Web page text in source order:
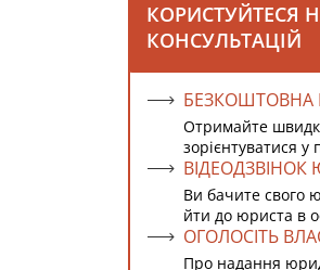
КОРИСТУЙТЕСЯ
КОНСУЛЬТАЦІЙ
БЕЗКОШТОВНА
Отримайте
зорієнтуватися у
Ви бачите свого
йти до юриста в
ОГОЛОСІТЬ
Про надання